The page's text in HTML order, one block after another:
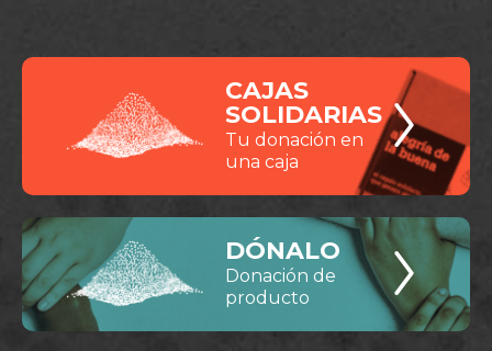
CAJAS
SOLIDARIAS
Tu donación en
una caja
DÓNALO
Donación de
producto